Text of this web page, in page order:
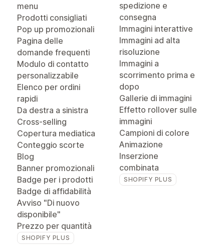
menu
Prodotti consigliati
Pop up promozionali
Pagina delle
domande frequenti
Modulo di contatto
personalizzabile
Elenco per ordini
rapidi
Da destra a sinistra
Cross-selling
Copertura mediatica
Conteggio scorte
Blog
Banner promozionali
Badge per i prodotti
Badge di affidabilità
Avviso "Di nuovo
disponibile"
Prezzo per quantità
SHOPIFY PLUS
spedizione e
consegna
Immagini interattive
Immagini ad alta
risoluzione
Immagini a
scorrimento prima e
dopo
Gallerie di immagini
Effetto rollover sulle
immagini
Campioni di colore
Animazione
Inserzione
combinata
SHOPIFY PLUS